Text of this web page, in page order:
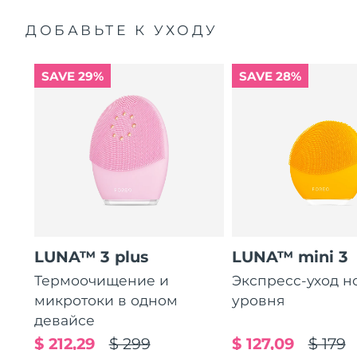
ДОБАВЬТЕ К УХОДУ
SAVE 29%
LUNA™ 3 plus
Термоочищение и
микротоки в одном
девайсе
$ 299
$ 212,29
SAVE 28%
LUNA™ mini 3
Экспресс-уход
уровня
$ 179
$ 127,09